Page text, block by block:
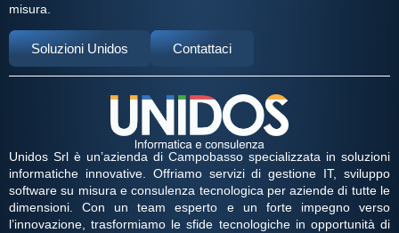
misura.
Soluzioni Unidos Contattaci
Unidos Srl è un’azienda di Campobasso specializzata in soluzioni
informatiche innovative. Offriamo servizi di gestione IT, sviluppo
software su misura e consulenza tecnologica per aziende di tutte le
dimensioni. Con un team esperto e un forte impegno verso
l’innovazione, trasformiamo le sfide tecnologiche in opportunità di